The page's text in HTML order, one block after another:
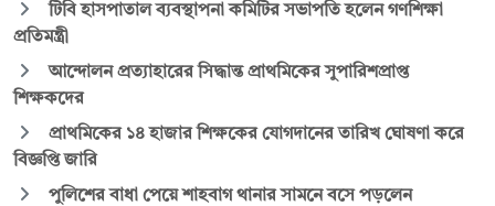
টিবি হাসপাতাল ব্যবস্থাপনা কমিটির সভাপতি হলেন গণশিক্ষা
প্রতিমন্ত্রী
আন্দোলন প্রত্যাহারের সিদ্ধান্ত প্রাথমিকের সুপারিশপ্রাপ্ত
শিক্ষকদের
প্রাথমিকের ১৪ হাজার শিক্ষকের যোগদানের তারিখ ঘোষণা করে
বিজ্ঞপ্তি জারি
পুলিশের বাধা পেয়ে শাহবাগ থানার সামনে বসে পড়লেন